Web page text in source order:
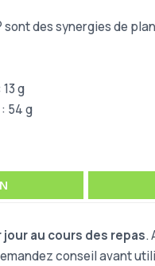
sont des synergies
g
54 g
au cours des repas.
conseil avant